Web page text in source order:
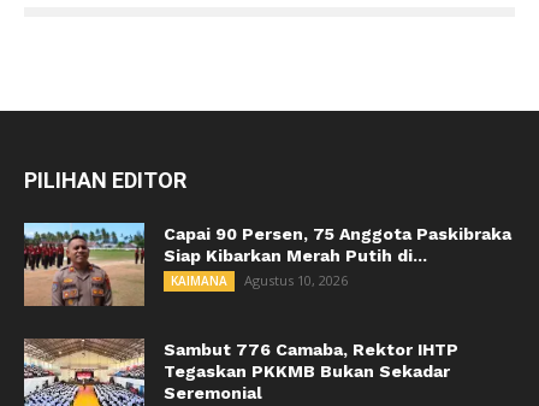
PILIHAN EDITOR
Capai 90 Persen, 75 Anggota Paskibraka
Siap Kibarkan Merah Putih di...
KAIMANA Agustus 10, 2026
Sambut 776 Camaba, Rektor IHTP
Tegaskan PKKMB Bukan Sekadar
Seremonial